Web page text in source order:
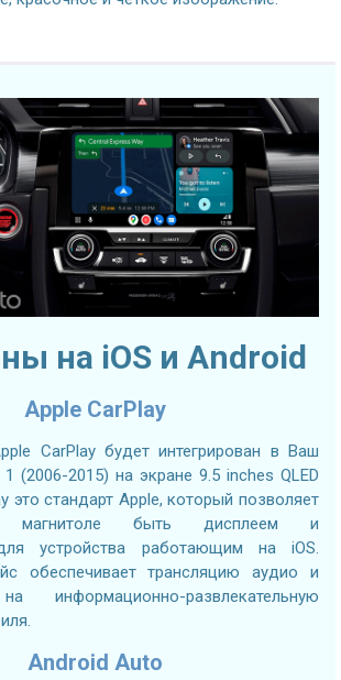
на iOS и Android
Apple CarPlay
CarPlay будет интегрирован в Ваш
(2006-2015) на экране 9.5 inches QLED
это стандарт Apple, который позволяет
магнитоле быть дисплеем и
устройства работающим на iOS.
обеспечивает трансляцию аудио и
информационно-развлекательную
Android Auto